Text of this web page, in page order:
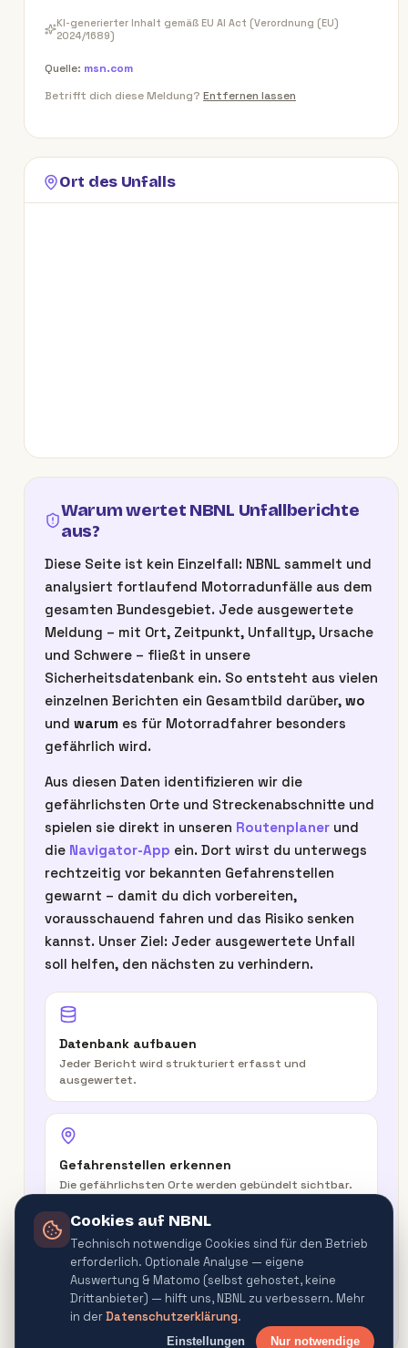
KI-generierter Inhalt gemäß EU AI Act (Verordnung (EU)
2024/1689)
Quelle: msn.com
Betrifft dich diese Meldung? Entfernen lassen
Ort des Unfalls
Warum wertet NBNL Unfallberichte
aus?
Diese Seite ist kein Einzelfall: NBNL sammelt und
analysiert fortlaufend Motorradunfälle aus dem
gesamten Bundesgebiet. Jede ausgewertete
Meldung – mit Ort, Zeitpunkt, Unfalltyp, Ursache
und Schwere – fließt in unsere
Sicherheitsdatenbank ein. So entsteht aus vielen
einzelnen Berichten ein Gesamtbild darüber, wo
und warum es für Motorradfahrer besonders
gefährlich wird.
Aus diesen Daten identifizieren wir die
gefährlichsten Orte und Streckenabschnitte und
spielen sie direkt in unseren Routenplaner und
die Navigator-App ein. Dort wirst du unterwegs
rechtzeitig vor bekannten Gefahrenstellen
gewarnt – damit du dich vorbereiten,
vorausschauend fahren und das Risiko senken
kannst. Unser Ziel: Jeder ausgewertete Unfall
soll helfen, den nächsten zu verhindern.
Datenbank aufbauen
Jeder Bericht wird strukturiert erfasst und
ausgewertet.
Gefahrenstellen erkennen
Die gefährlichsten Orte werden gebündelt sichtbar.
In der Route warnen
Routenplaner & Navigator warnen vor
Gefahrenquellen.
Cookies auf NBNL
Technisch notwendige Cookies sind für den Betrieb
erforderlich. Optionale Analyse — eigene
Auswertung & Matomo (selbst gehostet, keine
Drittanbieter) — hilft uns, NBNL zu verbessern. Mehr
in derDatenschutzerklärung.
Einstellungen Nur notwendige